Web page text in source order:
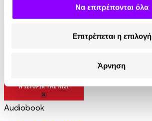
Να επιτρέπονται όλα
Επιτρέπεται η επιλογή
Άρνηση
12.90€
Audiobook